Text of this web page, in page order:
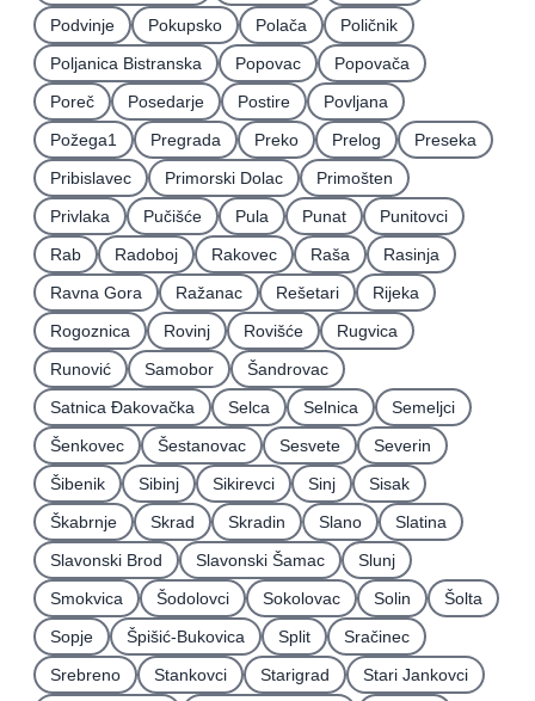
Podvinje
Pokupsko Polača
Poličnik
Poljanica Bistranska
Popovac
Popovača
Poreč
Posedarje Postire
Povljana
Požega1
Pregrada Preko Prelog
Preseka
Pribislavec
Primorski Dolac
Primošten
Privlaka
Pučišće Pula Punat
Punitovci
Rab
Radoboj Rakovec Raša
Rasinja
Ravna Gora
Ražanac Rešetari
Rijeka
Rogoznica
Rovinj Rovišće
Rugvica
Runović
Samobor
Šandrovac
Satnica Ðakovačka
Selca Selnica
Semeljci
Šenkovec
Šestanovac Sesvete
Severin
Šibenik
Sibinj Sikirevci Sinj
Sisak
Škabrnje
Skrad Skradin Slano
Slatina
Slavonski Brod
Slavonski Šamac
Slunj
Smokvica
Šodolovci Sokolovac Solin
Šolta
Sopje
Špišić-Bukovica Split
Sračinec
Srebreno
Stankovci Starigrad
Stari Jankovci